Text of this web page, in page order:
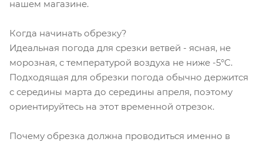
нашем магазине.
Когда начинать обрезку?
Идеальная погода для срезки ветвей - ясная, не
морозная, с температурой воздуха не ниже -5°C.
Подходящая для обрезки погода обычно держится
с середины марта до середины апреля, поэтому
ориентируйтесь на этот временной отрезок.
Почему обрезка должна проводиться именно в